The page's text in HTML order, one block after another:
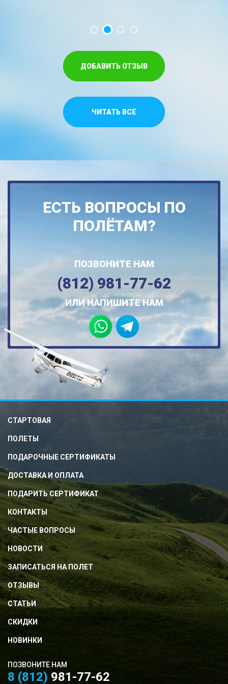
ДОБАВИТЬ ОТЗЫВ
ЧИТАТЬ ВСЕ
ЕСТЬ ВОПРОСЫ ПО
ПОЛЁТАМ?
ПОЗВОНИТЕ НАМ
(812) 981-77-62
ИЛИ НАПИШИТЕ НАМ
СТАРТОВАЯ
ПОЛЕТЫ
ПОДАРОЧНЫЕ СЕРТИФИКАТЫ
ДОСТАВКА И ОПЛАТА
ПОДАРИТЬ СЕРТИФИКАТ
КОНТАКТЫ
ЧАСТЫЕ ВОПРОСЫ
НОВОСТИ
ЗАПИСАТЬСЯ НА ПОЛЕТ
ОТЗЫВЫ
СТАТЬИ
СКИДКИ
НОВИНКИ
ПОЗВОНИТЕ НАМ
8 (812) 981-77-62